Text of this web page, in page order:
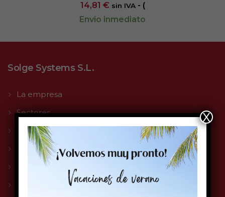
14,81 € sin IVA- (
Envio inmediato
Solge Systems S.L.
La empresa
Sectores
Compromiso Solge
Servicio Técnico
Impresoras
X